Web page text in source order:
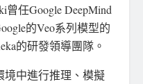
任Google DeepMind
的Veo系列模型的
的研發領導團隊。
境中進行推理、模擬